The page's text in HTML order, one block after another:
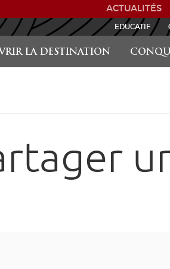
ACTUALITÉS
LA DESTINATION
EDUCATIF